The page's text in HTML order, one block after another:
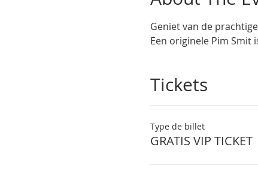
Geniet van de
Een originele Pim Smit
Tickets
Type de billet
GRATIS VIP TICKET